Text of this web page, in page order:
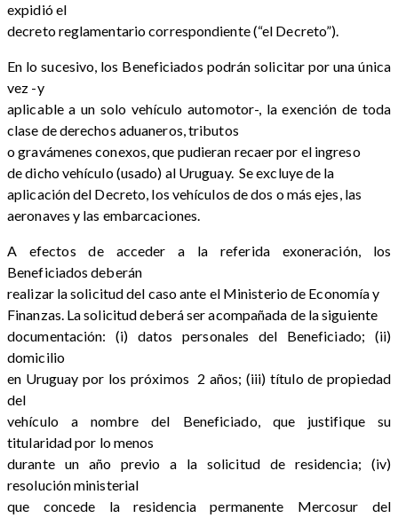
expidió el
decreto reglamentario correspondiente (“el Decreto”).
En lo sucesivo, los Beneficiados podrán solicitar por una única
vez -y
aplicable a un solo vehículo automotor-, la exención de toda
clase de derechos aduaneros, tributos
o gravámenes conexos, que pudieran recaer por el ingreso
de dicho vehículo (usado) al Uruguay. Se excluye de la
aplicación del Decreto, los vehículos de dos o más ejes, las
aeronaves y las embarcaciones.
A efectos de acceder a la referida exoneración, los
Beneficiados deberán
realizar la solicitud del caso ante el Ministerio de Economía y
Finanzas. La solicitud deberá ser acompañada de la siguiente
documentación: (i) datos personales del Beneficiado; (ii)
domicilio
en Uruguay por los próximos 2 años; (iii) título de propiedad
del
vehículo a nombre del Beneficiado, que justifique su
titularidad por lo menos
durante un año previo a la solicitud de residencia; (iv)
resolución ministerial
que concede la residencia permanente Mercosur del